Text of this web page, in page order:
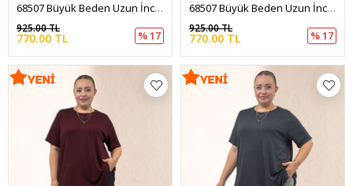
68507 Büyük Beden Uzun İnce Modal Tişört - Siyah
770.00 TL
925.00 TL
% 17
68507 Büyük Beden Uzun İnce Modal Tişört - İndigo
770.00 TL
925.00 TL
% 17